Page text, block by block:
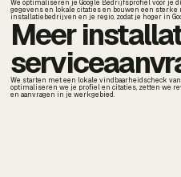
We optimaliseren je Google Bedrijfsprofiel voor je
gegevens en lokale citaties en bouwen een sterke
installatiebedrijven en je regio, zodat je hoger in
Meer
We starten met een lokale vindbaarheidscheck
optimaliseren we je profiel en citaties, zetten we
en aanvragen in je werkgebied.